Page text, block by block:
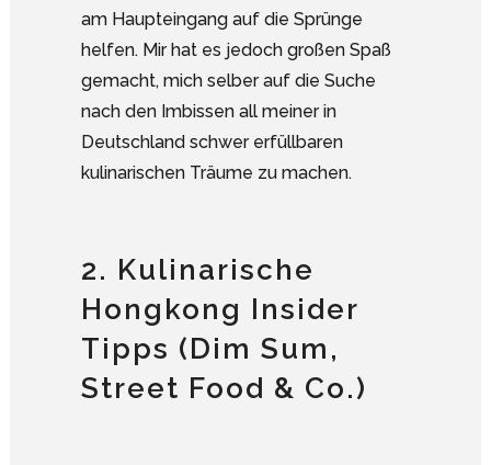
am Haupteingang auf die Sprünge
helfen. Mir hat es jedoch großen Spaß
gemacht, mich selber auf die Suche
nach den Imbissen all meiner in
Deutschland schwer erfüllbaren
kulinarischen Träume zu machen.
2. Kulinarische
Hongkong Insider
Tipps (Dim Sum,
Street Food & Co.)